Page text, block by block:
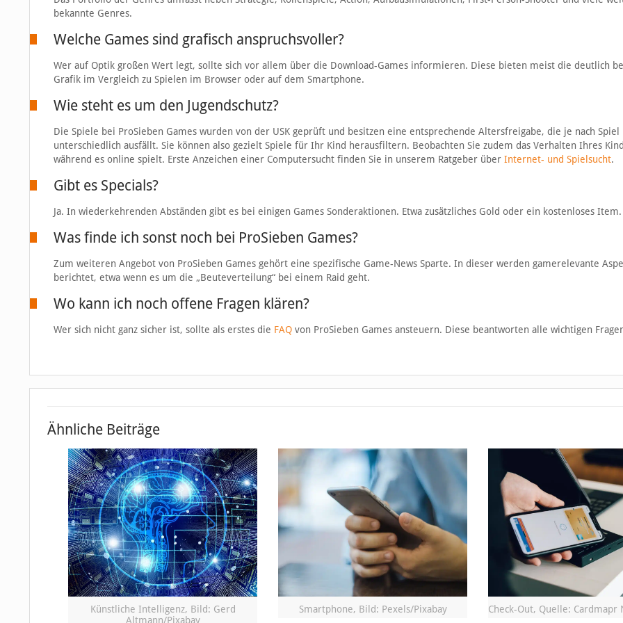
bekannte Genres.
Welche Games sind grafisch anspruchsvoller?
Wer auf Optik großen Wert legt, sollte sich vor allem über die Download-Games informieren. Diese bieten meist die deutlich
Grafik im Vergleich zu Spielen im Browser oder auf dem Smartphone.
Wie steht es um den Jugendschutz?
Die Spiele bei ProSieben Games wurden von der USK geprüft und besitzen eine entsprechende Altersfreigabe, die je nach Spiel
unterschiedlich ausfällt. Sie können also gezielt Spiele für Ihr Kind herausfiltern. Beobachten Sie zudem das Verhalten Ihres
während es online spielt. Erste Anzeichen einer Computersucht finden Sie in unserem Ratgeber über Internet- und Spielsucht.
Gibt es Specials?
Ja. In wiederkehrenden Abständen gibt es bei einigen Games Sonderaktionen. Etwa zusätzliches Gold oder ein kostenloses Item.
Was finde ich sonst noch bei ProSieben Games?
Zum weiteren Angebot von ProSieben Games gehört eine spezifische Game-News Sparte. In dieser werden gamerelevante
berichtet, etwa wenn es um die „Beuteverteilung“ bei einem Raid geht.
Wo kann ich noch offene Fragen klären?
Wer sich nicht ganz sicher ist, sollte als erstes die FAQvon ProSieben Games ansteuern. Diese beantworten alle wichtigen
Ähnliche Beiträge
Künstliche Intelligenz, Bild: Gerd
Altmann/Pixabay
Smartphone, Bild: Pexels/Pixabay Check-Out, Quelle: Cardmapr